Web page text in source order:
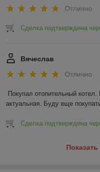
Отлично
Сделка подтверждена
Вячеслав
Отлично
Покупал отопительный
актуальная. Буду еще
Сделка подтверждена